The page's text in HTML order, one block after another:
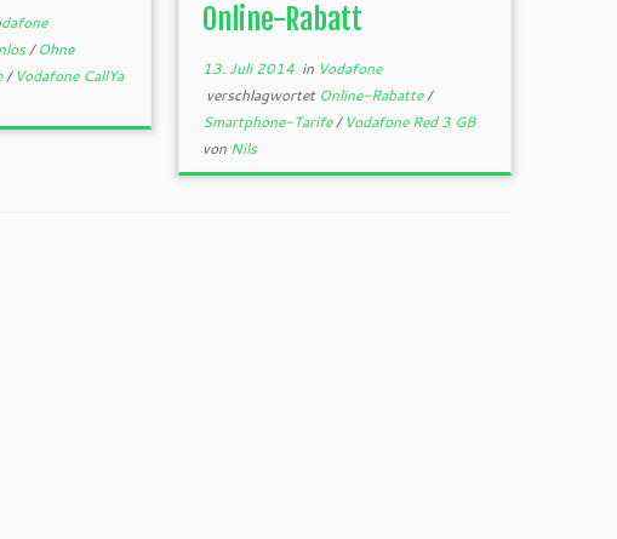
/Ohne
/ Vodafone CallYa
Online-Rabatt
13. Juli 2014in Vodafone
verschlagwortet Online-Rabatte/
Smartphone-Tarife/ Vodafone Red 3 GB
von Nils